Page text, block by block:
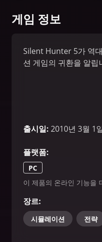
게임 정보
Silent Hunter 5가 역
션 게임의 귀환을 알립
출시일: 2010년 3월 1
플랫폼:
PC
이 제품의 온라인 기능을
장르:
시뮬레이션 전략